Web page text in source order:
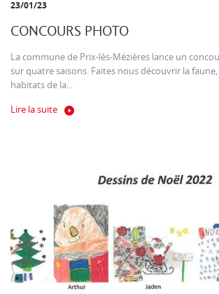
23/01/23
CONCOURS PHOTO
La commune de Prix-lès-Mézières lance un
sur quatre saisons. Faites nous découvrir la
habitats de la...
Lire la suite